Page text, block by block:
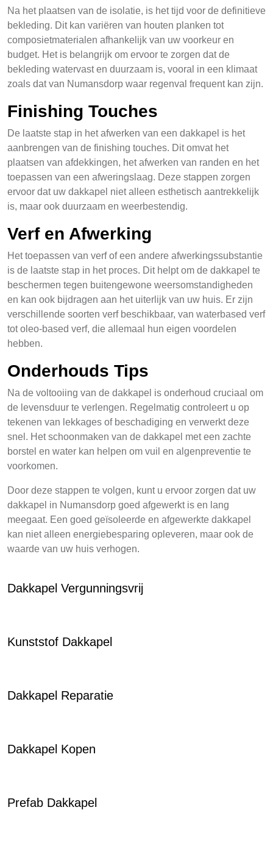
Na het plaatsen van de isolatie, is het tijd voor de definitieve
bekleding. Dit kan variëren van houten planken tot
composietmaterialen afhankelijk van uw voorkeur en
budget. Het is belangrijk om ervoor te zorgen dat de
bekleding watervast en duurzaam is, vooral in een klimaat
zoals dat van Numansdorp waar regenval frequent kan zijn.
Finishing Touches
De laatste stap in het afwerken van een dakkapel is het
aanbrengen van de finishing touches. Dit omvat het
plaatsen van afdekkingen, het afwerken van randen en het
toepassen van een afweringslaag. Deze stappen zorgen
ervoor dat uw dakkapel niet alleen esthetisch aantrekkelijk
is, maar ook duurzaam en weerbestendig.
Verf en Afwerking
Het toepassen van verf of een andere afwerkingssubstantie
is de laatste stap in het proces. Dit helpt om de dakkapel te
beschermen tegen buitengewone weersomstandigheden
en kan ook bijdragen aan het uiterlijk van uw huis. Er zijn
verschillende soorten verf beschikbaar, van waterbased verf
tot oleo-based verf, die allemaal hun eigen voordelen
hebben.
Onderhouds Tips
Na de voltooiing van de dakkapel is onderhoud cruciaal om
de levensduur te verlengen. Regelmatig controleert u op
tekenen van lekkages of beschadiging en verwerkt deze
snel. Het schoonmaken van de dakkapel met een zachte
borstel en water kan helpen om vuil en algenpreventie te
voorkomen.
Door deze stappen te volgen, kunt u ervoor zorgen dat uw
dakkapel in Numansdorp goed afgewerkt is en lang
meegaat. Een goed geïsoleerde en afgewerkte dakkapel
kan niet alleen energiebesparing opleveren, maar ook de
waarde van uw huis verhogen.
Dakkapel Vergunningsvrij
Kunststof Dakkapel
Dakkapel Reparatie
Dakkapel Kopen
Prefab Dakkapel